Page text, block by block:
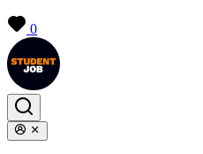
0